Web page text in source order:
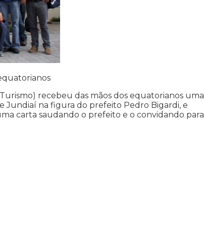
recebeu das mãos dos equatorianos uma
Jundiaí na figura do prefeito Pedro Bigardi, e
carta saudando o prefeito e o convidando para